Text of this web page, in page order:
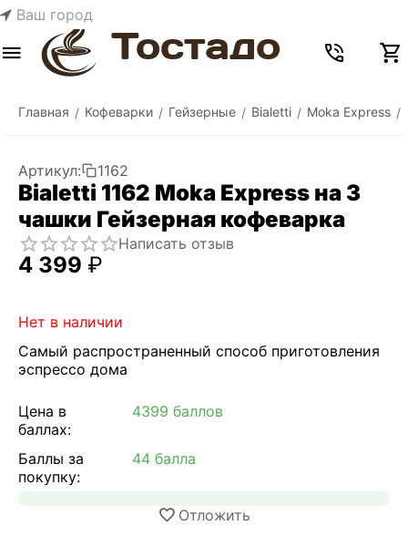
Ваш город
Главная / Кофеварки / Гейзерные / Bialetti / Moka Express /
Артикул: 1162
Bialetti 1162 Moka Express на 3
чашки Гейзерная кофеварка
Написать отзыв
4 399 ₽
Нет в наличии
Самый распространенный способ приготовления
эспрессо дома
Цена в
баллах:
4399 баллов
Баллы за
покупку:
44 балла
Отложить
Меню Найти Корзина Отложенные
товары